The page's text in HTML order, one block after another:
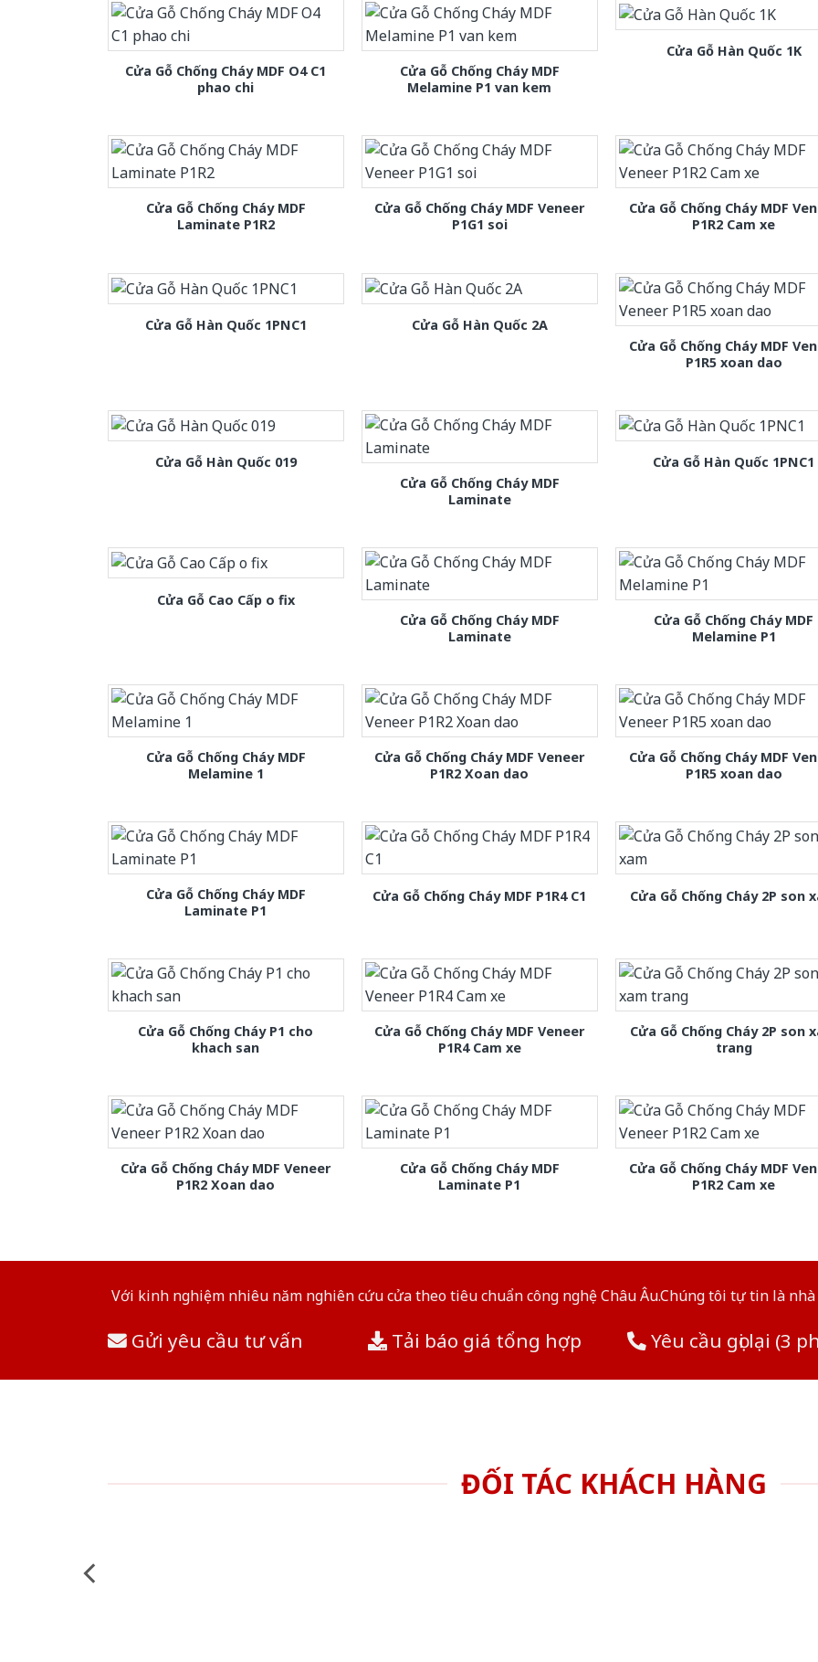
Cửa Gỗ Chống Cháy MDF O4 C1
phao chi
Cửa Gỗ Chống Cháy MDF
Melamine P1 van kem
Cửa Gỗ Hàn Quốc 1K
Cửa Gỗ Chống Cháy MDF
Laminate P1R2
Cửa Gỗ Chống Cháy MDF Veneer
P1G1 soi
Cửa Gỗ Chống Cháy MDF
P1R2 Cam xe
Cửa Gỗ Hàn Quốc 1PNC1
Cửa Gỗ Hàn Quốc 2A
Cửa Gỗ Chống Cháy MDF
P1R5 xoan dao
Cửa Gỗ Hàn Quốc 019
Cửa Gỗ Chống Cháy MDF
Laminate
Cửa Gỗ Hàn Quốc 1PNC1
Cửa Gỗ Cao Cấp o fix
Cửa Gỗ Chống Cháy MDF
Laminate
Cửa Gỗ Chống Cháy MDF
Melamine P1
Cửa Gỗ Chống Cháy MDF
Melamine 1
Cửa Gỗ Chống Cháy MDF Veneer
P1R2 Xoan dao
Cửa Gỗ Chống Cháy MDF
P1R5 xoan dao
Cửa Gỗ Chống Cháy MDF
Laminate P1
Cửa Gỗ Chống Cháy MDF P1R4 C1 Cửa Gỗ Chống Cháy 2P son
Cửa Gỗ Chống Cháy P1 cho
khach san
Cửa Gỗ Chống Cháy MDF Veneer
P1R4 Cam xe
Cửa Gỗ Chống Cháy 2P son
trang
Cửa Gỗ Chống Cháy MDF Veneer
P1R2 Xoan dao
Cửa Gỗ Chống Cháy MDF
Laminate P1
Cửa Gỗ Chống Cháy MDF
P1R2 Cam xe
Với kinh nghiệm nhiêu năm nghiên cứu cửa theo tiêu chuẩn công nghệ Châu Âu.Chúng tôi tự tin là
Gửi yêu cầu tư vấn Tải báo giá tổng hợp Yêu cầu gọi lại (3
ĐỐI TÁC KHÁCH HÀNG